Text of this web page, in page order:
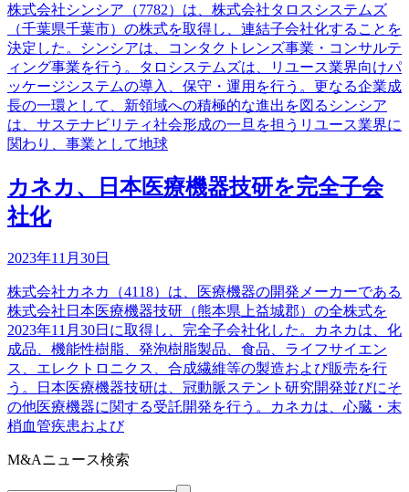
株式会社シンシア（7782）は、株式会社タロスシステムズ
（千葉県千葉市）の株式を取得し、連結子会社化することを
決定した。シンシアは、コンタクトレンズ事業・コンサルテ
ィング事業を行う。タロシステムズは、リユース業界向けパ
ッケージシステムの導入、保守・運用を行う。更なる企業成
長の一環として、新領域への積極的な進出を図るシンシア
は、サステナビリティ社会形成の一旦を担うリユース業界に
関わり、事業として地球
カネカ、日本医療機器技研を完全子会
社化
2023年11月30日
株式会社カネカ（4118）は、医療機器の開発メーカーである
株式会社日本医療機器技研（熊本県上益城郡）の全株式を
2023年11月30日に取得し、完全子会社化した。カネカは、化
成品、機能性樹脂、発泡樹脂製品、食品、ライフサイエン
ス、エレクトロニクス、合成繊維等の製造および販売を行
う。日本医療機器技研は、冠動脈ステント研究開発並びにそ
の他医療機器に関する受託開発を行う。カネカは、心臓・末
梢血管疾患および
M&Aニュース検索